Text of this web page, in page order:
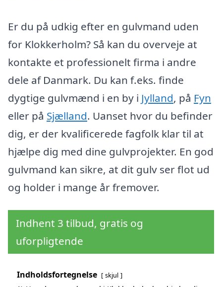
Er du på udkig efter en gulvmand uden
for Klokkerholm? Så kan du overveje at
kontakte et professionelt firma i andre
dele af Danmark. Du kan f.eks. finde
dygtige gulvmænd i en by i Jylland, på Fyn
eller på Sjælland. Uanset hvor du befinder
dig, er der kvalificerede fagfolk klar til at
hjælpe dig med dine gulvprojekter. En god
gulvmand kan sikre, at dit gulv ser flot ud
og holder i mange år fremover.
Indhent 3 tilbud, gratis og
uforpligtende
Indholdsfortegnelse skjul